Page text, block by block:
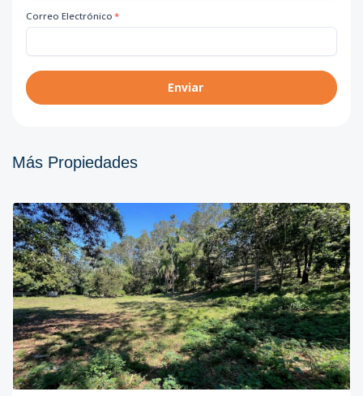
Correo Electrónico *
Enviar
Más Propiedades